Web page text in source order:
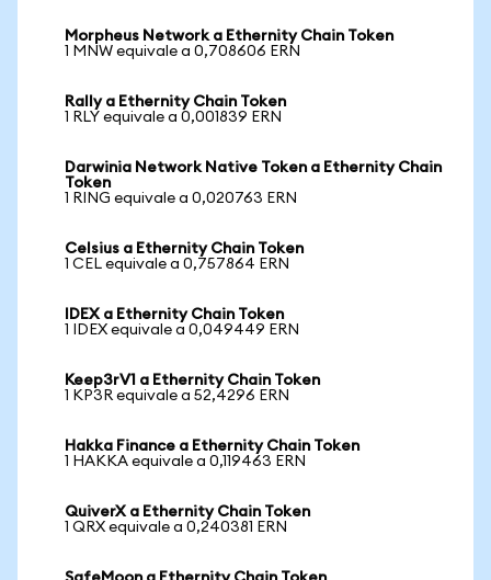
Morpheus Network a Ethernity Chain Token
1 MNW equivale a 0,708606 ERN
Rally a Ethernity Chain Token
1 RLY equivale a 0,001839 ERN
Darwinia Network Native Token a Ethernity Chain
Token
1 RING equivale a 0,020763 ERN
Celsius a Ethernity Chain Token
1 CEL equivale a 0,757864 ERN
IDEX a Ethernity Chain Token
1 IDEX equivale a 0,049449 ERN
Keep3rV1 a Ethernity Chain Token
1 KP3R equivale a 52,4296 ERN
Hakka Finance a Ethernity Chain Token
1 HAKKA equivale a 0,119463 ERN
QuiverX a Ethernity Chain Token
1 QRX equivale a 0,240381 ERN